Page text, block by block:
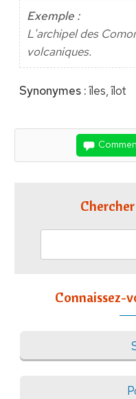
Exemple :
L'archipel des
volcaniques.
Synonymes :îles, îlot
Connaissez-